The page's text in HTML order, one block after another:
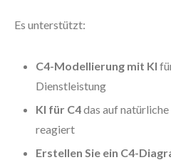
Es unterstützt:
C4-Modellierung mit KI
Dienstleistung
KI für C4das auf
reagiert
Erstellen Sie ein C4-